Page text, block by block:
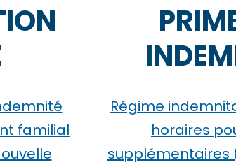
familial
Régime
horaires
supplémentaires